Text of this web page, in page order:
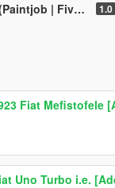
| FiveM) 1.0
Fiat Mefistofele
Uno Turbo i.e.